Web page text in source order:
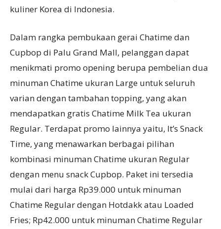
kuliner Korea di Indonesia.
Dalam rangka pembukaan gerai Chatime dan
Cupbop di Palu Grand Mall, pelanggan dapat
menikmati promo opening berupa pembelian dua
minuman Chatime ukuran Large untuk seluruh
varian dengan tambahan topping, yang akan
mendapatkan gratis Chatime Milk Tea ukuran
Regular. Terdapat promo lainnya yaitu, It’s Snack
Time, yang menawarkan berbagai pilihan
kombinasi minuman Chatime ukuran Regular
dengan menu snack Cupbop. Paket ini tersedia
mulai dari harga Rp39.000 untuk minuman
Chatime Regular dengan Hotdakk atau Loaded
Fries; Rp42.000 untuk minuman Chatime Regular